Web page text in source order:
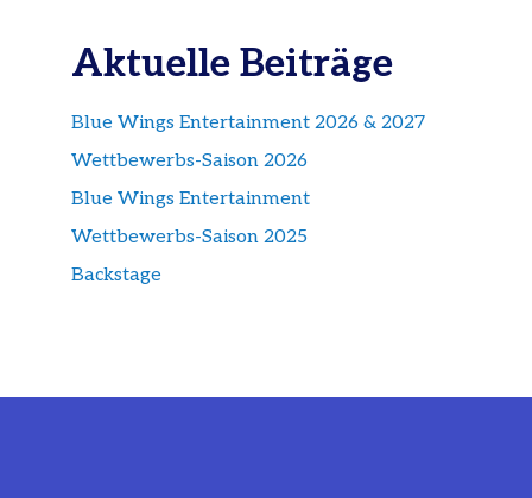
Aktuelle Beiträge
Blue Wings Entertainment 2026 & 2027
Wettbewerbs-Saison 2026
Blue Wings Entertainment
Wettbewerbs-Saison 2025
Backstage